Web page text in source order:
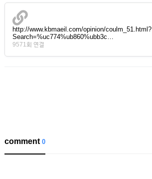
http://www.kbmaeil.com/opinion/coulm_51.html?
Search=%uc774%ub860%ubb3c…
9571회 연결
comment0